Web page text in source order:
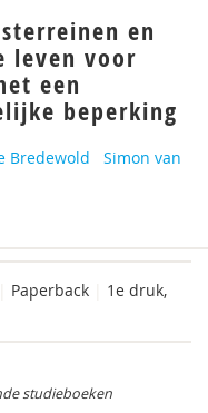
en
leven voor
een
beperking
Bredewold
Simon van
Paperback
1e druk,
studieboeken